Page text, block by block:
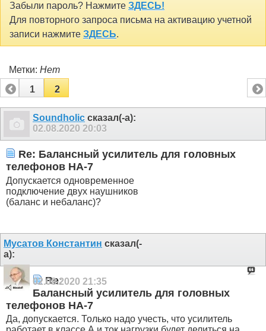
Забыли пароль? Нажмите ЗДЕСЬ!
Для повторного запроса письма на активацию учетной
записи нажмите ЗДЕСЬ.
Метки: Нет
1
2
Soundholic сказал(-а):
02.08.2020 20:03
Re: Балансный усилитель для головных
телефонов HA-7
Допускается одновременное
подключение двух наушников
(баланс и небаланс)?
Мусатов Константин сказал(-
а):
02.08.2020 21:35
Re:
Балансный усилитель для головных
телефонов HA-7
Да, допускается. Только надо учесть, что усилитель